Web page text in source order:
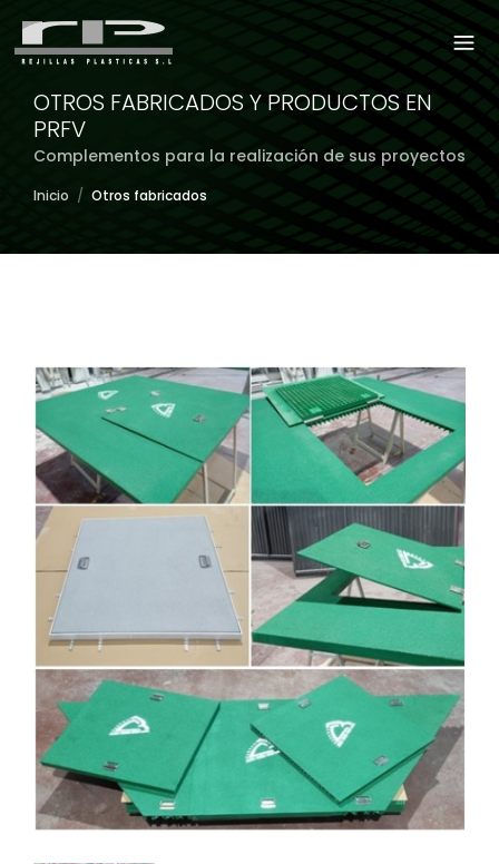
OTROS FABRICADOS Y PRODUCTOS EN
PRFV
Complementos para la realización de sus proyectos
Inicio / Otros fabricados